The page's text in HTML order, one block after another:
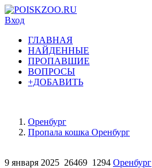
Вход
ГЛАВНАЯ
НАЙДЕННЫЕ
ПРОПАВШИЕ
ВОПРОСЫ
+ДОБАВИТЬ
Оренбург
Пропала кошка Оренбург
9 января 2025 26469 1294 Оренбург